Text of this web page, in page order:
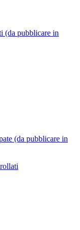
(da pubblicare in
(da pubblicare in